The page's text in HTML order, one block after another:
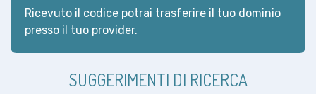
Ricevuto il codice potrai trasferire il tuo dominio
presso il tuo provider.
SUGGERIMENTI DI RICERCA